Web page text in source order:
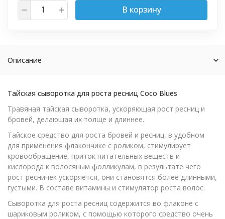
В корзину
Описание
Тайская сыворотка для роста ресниц Coco Blues
Травяная тайская сыворотка, ускоряющая рост ресниц и
бровей, делающая их толще и длиннее.
Тайское средство для роста бровей и ресниц, в удобном
для применения флакончике с роликом, стимулирует
кровообращение, приток питательных веществ и
кислорода к волосяным фолликулам, в результате чего
рост ресничек ускоряется, они становятся более длинными,
густыми. В составе витамины и стимулятор роста волос.
Сыворотка для роста ресниц содержится во флаконе с
шариковым роликом, с помощью которого средство очень